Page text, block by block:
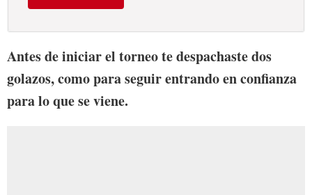
Antes de iniciar el torneo te despachaste dos
golazos, como para seguir entrando en confianza
para lo que se viene.